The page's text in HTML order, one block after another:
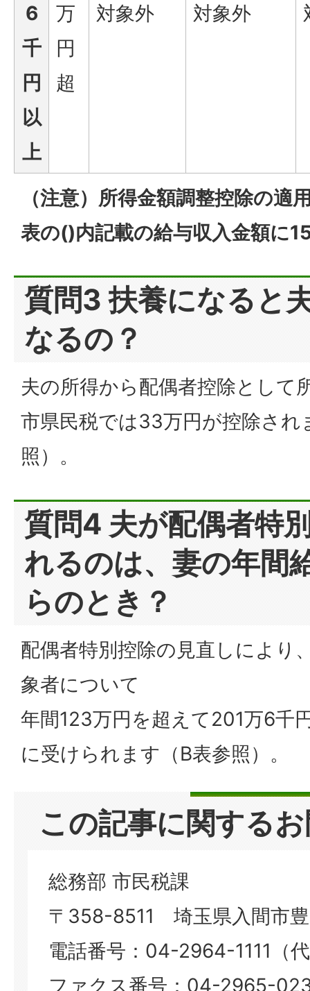
6
千
円
以
上
万
円
超
対象外 対象外
（注意）所得金額調整控除の適
表の()内記載の給与収入金額に
質問3 扶養になると
なるの？
夫の所得から配偶者控除として
市県民税では33万円が控除され
照）。
質問4 夫が配偶者特
れるのは、妻の年間
らのとき？
配偶者特別控除の見直しにより
象者について
年間123万円を超えて201万6千
に受けられます（B表参照）。
この記事に関する
総務部 市民税課
〒358-8511 埼玉県入間市
電話番号：04-2964-1111（
ファクス番号：04-2965-